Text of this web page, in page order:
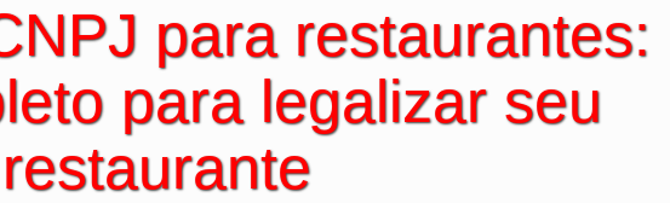
para restaurantes:
para legalizar seu
restaurante